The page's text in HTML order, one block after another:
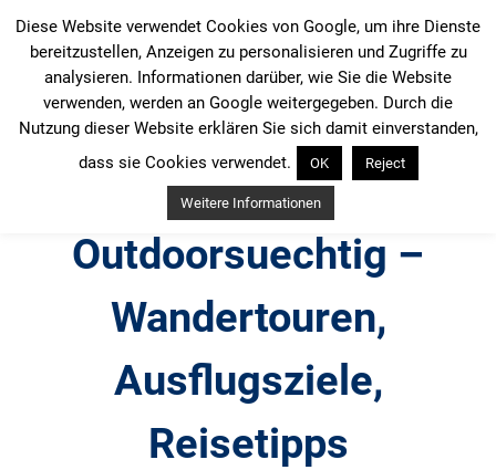
Inhalt
springen
Outdoorsuechtig –
Wandertouren,
Ausflugsziele,
Reisetipps
Diese Website verwendet Cookies von Google, um ihre Dienste
bereitzustellen, Anzeigen zu personalisieren und Zugriffe zu
analysieren. Informationen darüber, wie Sie die Website
verwenden, werden an Google weitergegeben. Durch die
Nutzung dieser Website erklären Sie sich damit einverstanden,
dass sie Cookies verwendet.
OK Reject
Weitere Informationen